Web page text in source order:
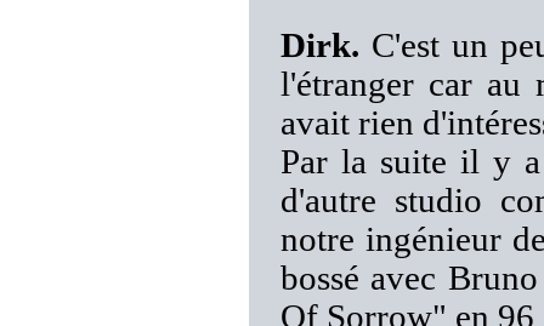
Dirk. C'est un
l'étranger car au
avait rien
Par la suite il y
d'autre studio
notre ingénieur
bossé avec
Of Sorrow" en 96